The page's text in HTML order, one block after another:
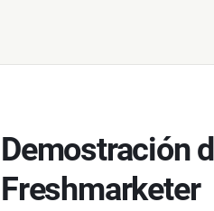
Demostración
Freshmarketer